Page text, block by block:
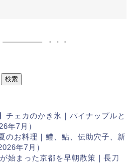
検索
チェカのかき氷｜パイナップルと
年7月）
のお料理｜鱧、鮎、伝助穴子、新
年7月）
始まった京都を早朝散策｜長刀